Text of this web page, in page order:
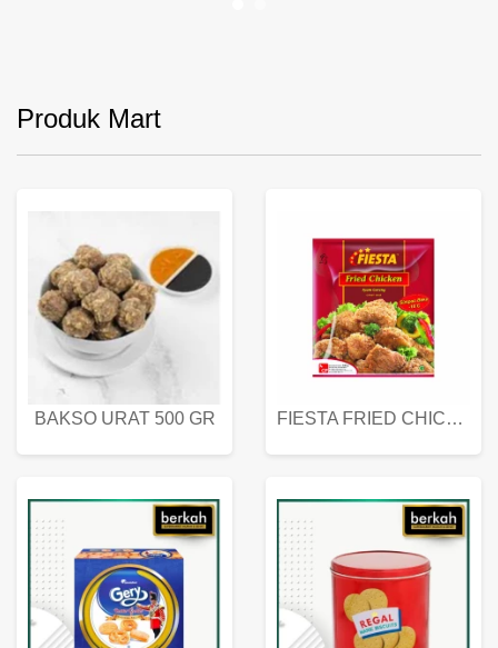
Produk Mart
BAKSO URAT 500 GR FIESTA FRIED CHICKEN 500 GR